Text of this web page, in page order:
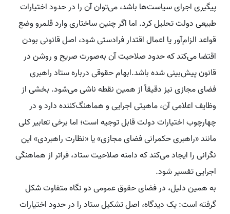
پیگیری اجرای سیاست‌ها باشد، می‌توان آن را در حدود اختیارات
طبیعی دولت تحلیل کرد. اما اگر چنین ساختاری وارد قلمرو وضع
قواعد الزام‌آور یا اعمال اقتدار فرادستی شود، اصل قانونی بودن
اقتضا می‌کند که حدود صلاحیت آن به‌صورت صریح و روشن در
قانون پیش‌بینی شده باشد.ابهام حقوقی درباره ستاد راهبری
فضای مجازی نیز دقیقاً از همین نقطه ناشی می‌شود. بخشی از
وظایف اعلامی آن، ماهیتی اجرایی و هماهنگ‌کننده دارد و در
چهارچوب اختیارات دولت قابل توجیه است؛ اما برخی تعابیر کلی
مانند «راهبری حکمرانی فضای مجازی» یا «نظارت راهبردی» این
نگرانی را ایجاد می‌کند که دامنه صلاحیت ستاد، فراتر از هماهنگی
اجرایی تفسیر شود.
به همین دلیل، در فضای حقوق عمومی دو نگاه متفاوت شکل
گرفته است: یک دیدگاه، اصل تشکیل ستاد را در حدود اختیارات